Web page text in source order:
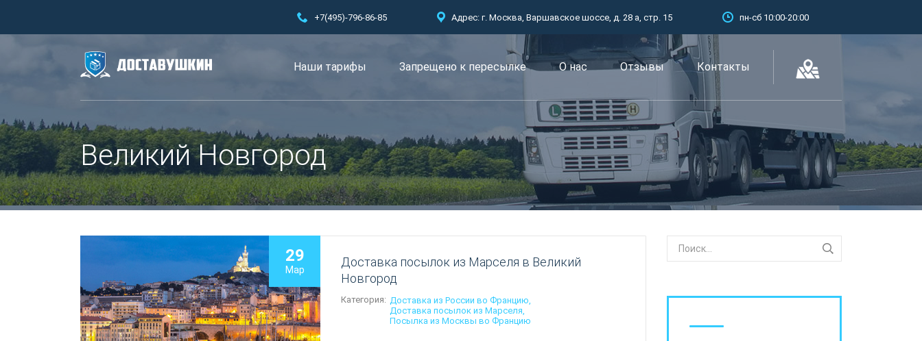
+7(495)-796-86-85 Адрес: г. Москва, Варшавское шоссе, д. 28 а, стр. 15 пн-сб 10:00-20:00
Наши тарифы Запрещено к пересылкe О нас Отзывы Контакты
Великий Новгород
29
Мар
Доставка посылок из Марселя в Великий
Новгород
Категория: Доставка из России во Францию
Доставка посылок из Марселя
Посылка из Москвы во Францию